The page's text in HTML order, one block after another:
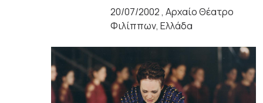
20/07/2002 , Αρχαίο Θέατρο
Φιλίππων, Ελλάδα